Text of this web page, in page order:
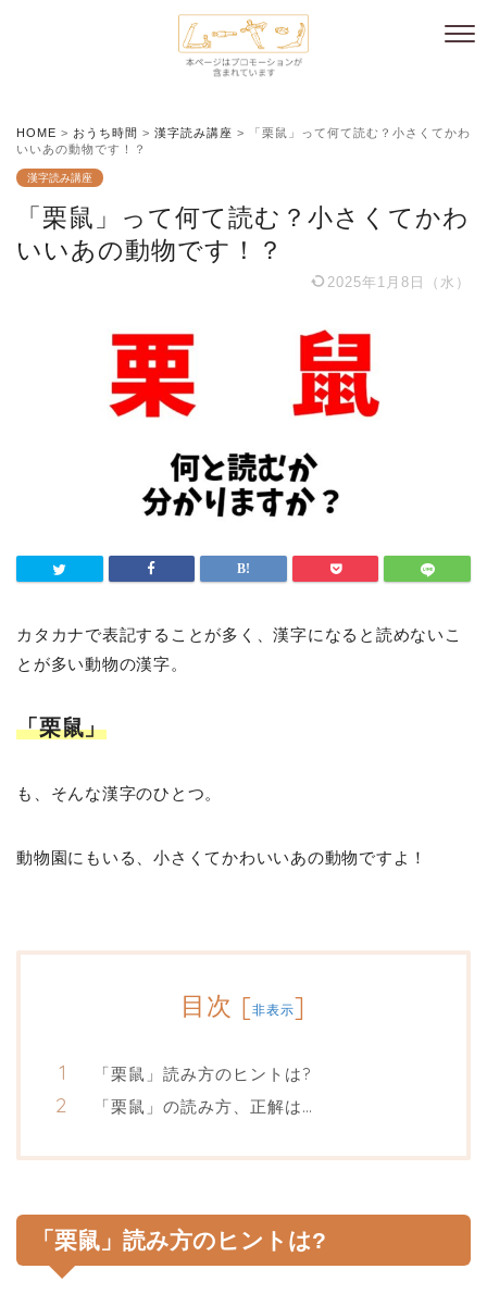
HOME > おうち時間 > 漢字読み講座 >
「栗鼠」って何て読む？小さくてかわ
いいあの動物です！？
漢字読み講座
「栗鼠」って何て読む？小さくてかわ
いいあの動物です！？
2025年1月8日（水）
カタカナで表記することが多く、漢字になると読めないこ
とが多い動物の漢字。
「栗鼠」
も、そんな漢字のひとつ。
動物園にもいる、小さくてかわいいあの動物ですよ！
目次 [非表示]
「栗鼠」読み方のヒントは?
「栗鼠」の読み方、正解は…
「栗鼠」読み方のヒントは?